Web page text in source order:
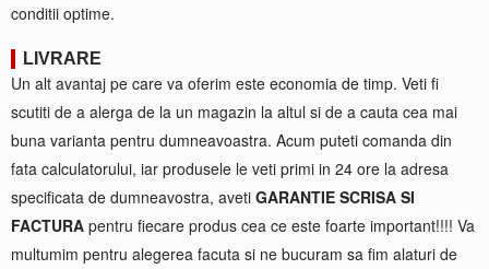
conditii optime.
LIVRARE
Un alt avantaj pe care va oferim este economia de timp. Veti fi
scutiti de a alerga de la un magazin la altul si de a cauta cea mai
buna varianta pentru dumneavoastra. Acum puteti comanda din
fata calculatorului, iar produsele le veti primi in 24 ore la adresa
specificata de dumneavostra, aveti GARANTIE SCRISA SI
FACTURA pentru fiecare produs cea ce este foarte important!!!! Va
multumim pentru alegerea facuta si ne bucuram sa fim alaturi de